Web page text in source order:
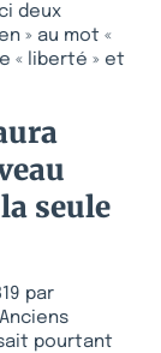
deux
» au mot «
« liberté » et
seule
par
pourtant